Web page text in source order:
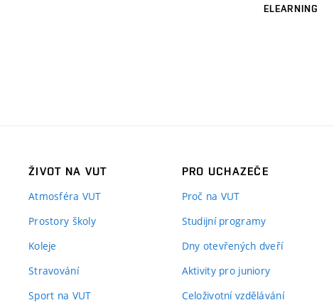
ELEARNING
ŽIVOT NA VUT
Atmosféra VUT
Prostory školy
Koleje
Stravování
Sport na VUT
PRO UCHAZEČE
Proč na VUT
Studijní programy
Dny otevřených dveří
Aktivity pro juniory
Celoživotní vzdělávání